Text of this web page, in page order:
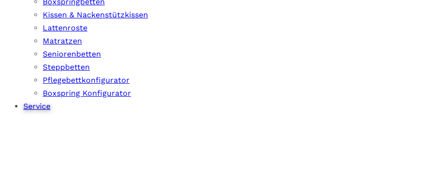
Kissen & Nackenstützkissen
Lattenroste
Matratzen
Seniorenbetten
Steppbetten
Pflegebettkonfigurator
Boxspring Konfigurator
Service